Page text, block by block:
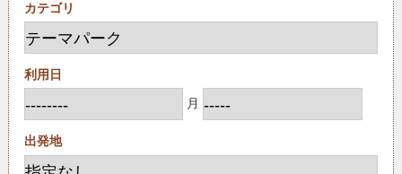
カテゴリ
利用日
月
出発地